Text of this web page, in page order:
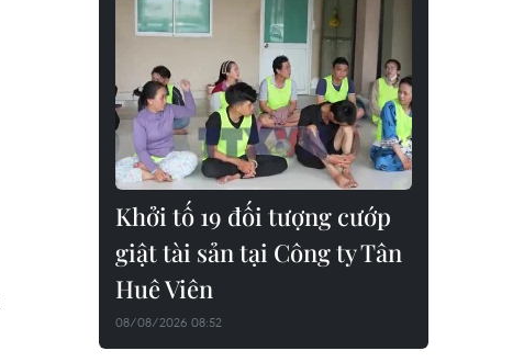
Khởi tố 19 đối tượng cướp
giật tài sản tại Công ty Tân
Huê Viên
08/08/2026 08:52